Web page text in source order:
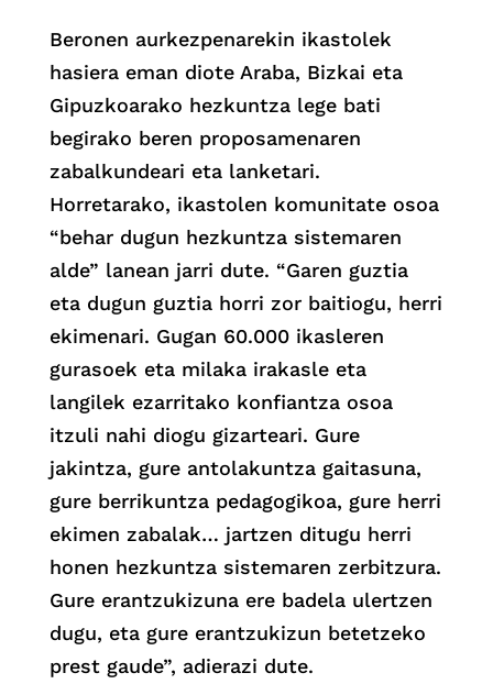
Beronen aurkezpenarekin ikastolek
hasiera eman diote Araba, Bizkai eta
Gipuzkoarako hezkuntza lege bati
begirako beren proposamenaren
zabalkundeari eta lanketari.
Horretarako, ikastolen komunitate osoa
“behar dugun hezkuntza sistemaren
alde” lanean jarri dute. “Garen guztia
eta dugun guztia horri zor baitiogu, herri
ekimenari. Gugan 60.000 ikasleren
gurasoek eta milaka irakasle eta
langilek ezarritako konfiantza osoa
itzuli nahi diogu gizarteari. Gure
jakintza, gure antolakuntza gaitasuna,
gure berrikuntza pedagogikoa, gure herri
ekimen zabalak… jartzen ditugu herri
honen hezkuntza sistemaren zerbitzura.
Gure erantzukizuna ere badela ulertzen
dugu, eta gure erantzukizun betetzeko
prest gaude”, adierazi dute.